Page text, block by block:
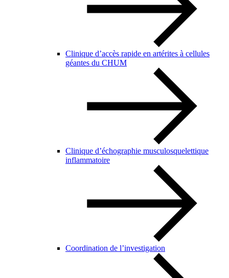
Clinique d’accès rapide en artérites à cellules
géantes du CHUM
Clinique d’échographie musculosquelettique
inflammatoire
Coordination de l’investigation